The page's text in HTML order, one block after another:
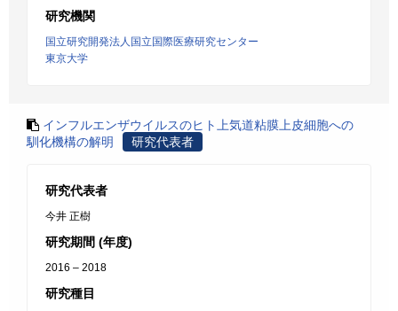
研究機関
国立研究開発法人国立国際医療研究センター
東京大学
インフルエンザウイルスのヒト上気道粘膜上皮細胞への
馴化機構の解明
研究代表者
研究代表者
今井 正樹
研究期間 (年度)
2016 – 2018
研究種目